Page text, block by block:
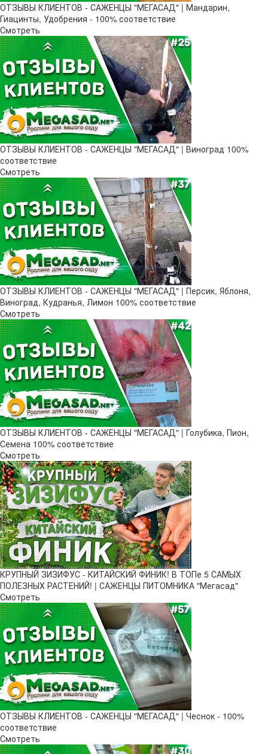
ОТЗЫВЫ КЛИЕНТОВ - САЖЕНЦЫ "МЕГАСАД" | Мандарин,
Гиацинты, Удобрения - 100% соответствие
Смотреть
ОТЗЫВЫ КЛИЕНТОВ - САЖЕНЦЫ "МЕГАСАД" | Виноград 100%
соответствие
Смотреть
ОТЗЫВЫ КЛИЕНТОВ - САЖЕНЦЫ "МЕГАСАД" | Персик, Яблоня,
Виноград, Кудранья, Лимон 100% соответствие
Смотреть
ОТЗЫВЫ КЛИЕНТОВ - САЖЕНЦЫ "МЕГАСАД" | Голубика, Пион,
Семена 100% соответствие
Смотреть
КРУПНЫЙ ЗИЗИФУС - КИТАЙСКИЙ ФИНИК! В ТОПе 5 САМЫХ
ПОЛЕЗНЫХ РАСТЕНИЙ! | САЖЕНЦЫ ПИТОМНИКА "Мегасад"
Смотреть
ОТЗЫВЫ КЛИЕНТОВ - САЖЕНЦЫ "МЕГАСАД" | Чеснок - 100%
соответствие
Смотреть